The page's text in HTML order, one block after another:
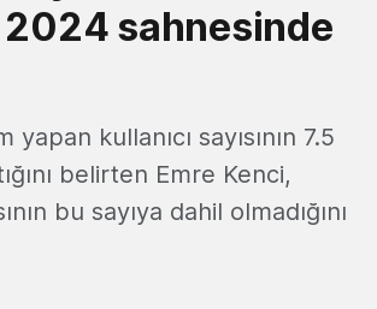
sahnesinde
yapan kullanıcı sayısının 7.5
belirten Emre Kenci,
bu sayıya dahil olmadığını